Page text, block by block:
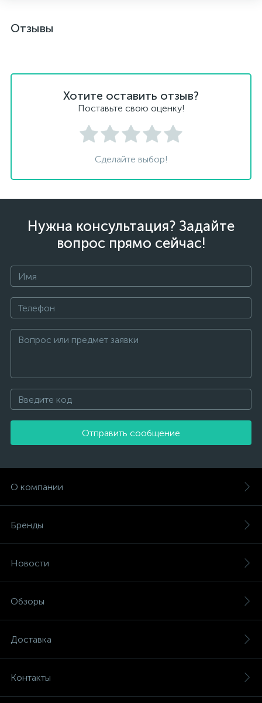
Отзывы
Хотите оставить отзыв?
Поставьте свою оценку!
Сделайте выбор!
Нужна консультация? Задайте
вопрос прямо сейчас!
Отправить сообщение
О компании
Бренды
Новости
Обзоры
Доставка
Контакты